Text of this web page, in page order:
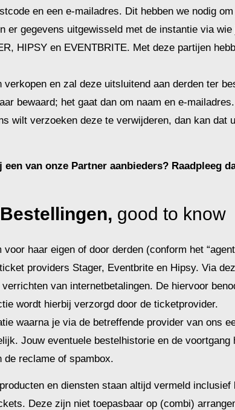
en een e-mailadres. Dit hebben we nodig
er gegevens uitgewisseld met de instantie via
HIPSY en EVENTBRITE. Met deze partijen
en zal deze uitsluitend aan derden ter
bewaard; het gaat dan om naam en e-mailadres.
wilt verzoeken deze te verwijderen, dan kan dat
van onze Partner aanbieders? Raadpleeg
Bestellingen, good to know
haar eigen of door derden (conform het
providers Stager, Eventbrite en Hipsy. Via
van internetbetalingen. De hiervoor
wordt hierbij verzorgd door de ticketprovider.
waarna je via de betreffende provider van ons
Jouw eventuele bestelhistorie en de
reclame of spambox.
en diensten staan altijd vermeld inclusief
Deze zijn niet toepasbaar op (combi)